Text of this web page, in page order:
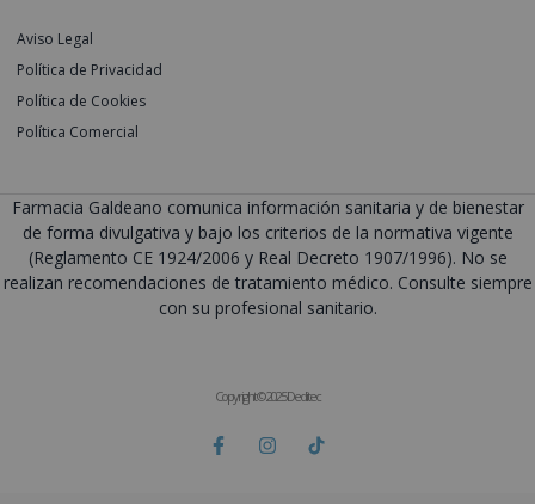
Aviso Legal
Política de Privacidad
Política de Cookies
Política Comercial
Farmacia Galdeano comunica información sanitaria y de bienestar
de forma divulgativa y bajo los criterios de la normativa vigente
(Reglamento CE 1924/2006 y Real Decreto 1907/1996). No se
realizan recomendaciones de tratamiento médico. Consulte siempre
con su profesional sanitario.
Copyright © 2025 Deditec